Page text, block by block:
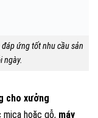
ứng tốt nhu cầu sản
ngày.
cho xưởng
mica hoặc gỗ, máy